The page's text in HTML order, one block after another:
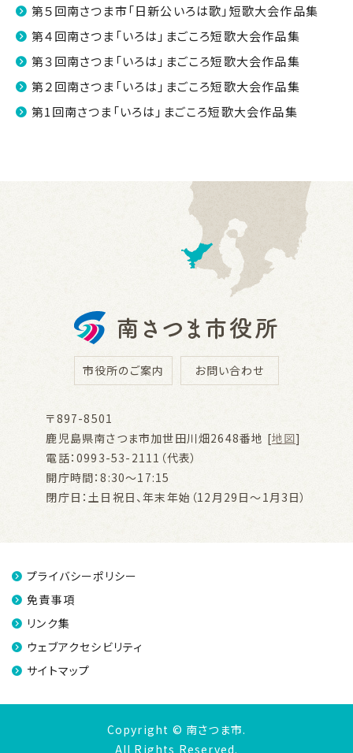
第５回南さつま市「日新公いろは歌」短歌大会作品集
第４回南さつま「いろは」まごころ短歌大会作品集
第３回南さつま「いろは」まごころ短歌大会作品集
第２回南さつま「いろは」まごころ短歌大会作品集
第1回南さつま「いろは」まごころ短歌大会作品集
市役所のご案内 お問い合わせ
〒897-8501
鹿児島県南さつま市加世田川畑2648番地 [地図]
電話：0993-53-2111（代表）
開庁時間：8:30～17:15
閉庁日：土日祝日、年末年始（12月29日～1月3日）
プライバシーポリシー
免責事項
リンク集
ウェブアクセシビリティ
サイトマップ
Copyright © 南さつま市.
All Rights Reserved.